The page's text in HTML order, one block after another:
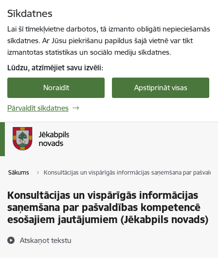
Sīkdatnes
Lai šī tīmekļvietne darbotos, tā izmanto obligāti nepieciešamās
sīkdatnes. Ar Jūsu piekrišanu papildus šajā vietnē var tikt
izmantotas statistikas un sociālo mediju sīkdatnes.
Lūdzu, atzīmējiet savu izvēli:
Noraidīt Apstiprināt visas
Pārvaldīt sīkdatnes
Sākums Konsultācijas un vispārīgās informācijas saņemšana par
Konsultācijas un vispārīgās informācijas
saņemšana par pašvaldības kompetencē
esošajiem jautājumiem (Jēkabpils novads)
Atskaņot tekstu